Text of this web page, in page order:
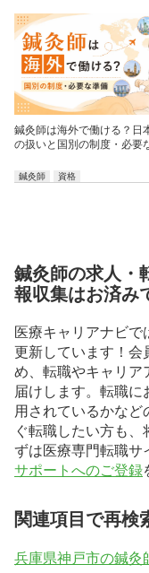
鍼灸師は海外で働ける？日
の扱いと国別の制度・必要
鍼灸師 資格
鍼灸師の求人・
報収集はお済み
医療キャリアナビ
更新しています！会
め、転職やキャリ
届けします。転職
用されているかな
ぐ転職したい方も
ずは医療専門転職
サポートへのご登録
関連項目で再検
兵庫県神戸市の鍼灸